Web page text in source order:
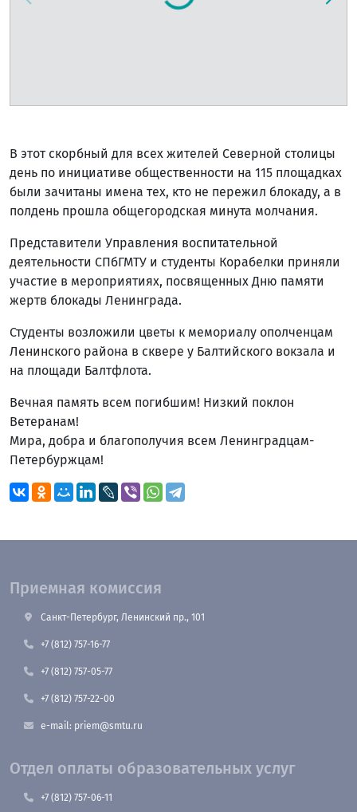
В этот скорбный для всех жителей Северной столицы
день по инициативе общественности на 115 площадках
были зачитаны имена тех, кто не пережил блокаду, а в
полдень прошла общегородская минута молчания.
Представители Управления воспитательной
деятельности СПбГМТУ и студенты Корабелки приняли
участие в мероприятиях, посвященных Дню памяти
жертв блокады Ленинграда.
Студенты возложили цветы к мемориалу ополченцам
Ленинского района в сквере у Балтийского вокзала и
на площади Балтфлота.
Вечная память всем погибшим! Низкий поклон
Ветеранам!
Мира, добра и благополучия всем Ленинградцам-
Петербуржцам!
Приемная комиссия
Санкт-Петербург, Ленинский пр., 101
+7 (812) 757-16-77
+7 (812) 757-05-77
+7 (812) 757-22-00
e-mail: priem@smtu.ru
Отдел оплаты образовательных услуг
+7 (812) 757-06-11